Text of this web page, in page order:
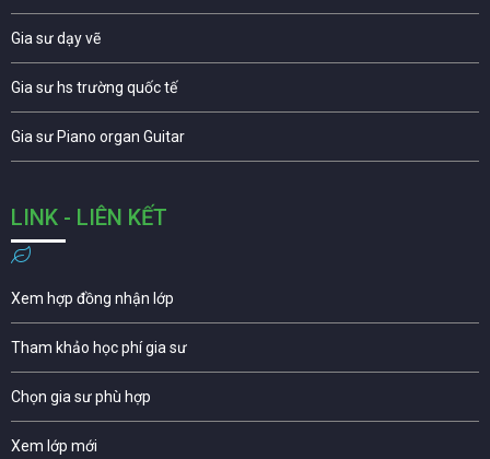
Gia sư dạy vẽ
Gia sư hs trường quốc tế
Gia sư Piano organ Guitar
LINK - LIÊN KẾT
Xem hợp đồng nhận lớp
Tham khảo học phí gia sư
Chọn gia sư phù hợp
Xem lớp mới